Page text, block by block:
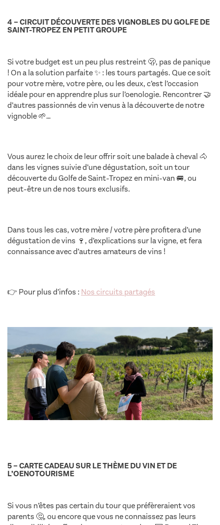
4 – CIRCUIT DÉCOUVERTE DES VIGNOBLES DU GOLFE DE
SAINT-TROPEZ EN PETIT GROUPE
Si votre budget est un peu plus restreint 🫢, pas de panique
! On a la solution parfaite ✨ : les tours partagés. Que ce soit
pour votre mère, votre père, ou les deux, c’est l’occasion
idéale pour en apprendre plus sur l’oenologie. Rencontrer 🤝
d’autres passionnés de vin venus à la découverte de notre
vignoble 🌱…
Vous aurez le choix de leur offrir soit une balade à cheval 🐴
dans les vignes suivie d’une dégustation, soit un tour
découverte du Golfe de Saint-Tropez en mini-van 🚐, ou
peut-être un de nos tours exclusifs.
Dans tous les cas, votre mère / votre père profitera d’une
dégustation de vins 🍷, d’explications sur la vigne, et fera
connaissance avec d’autres amateurs de vins !
👉 Pour plus d’infos : Nos circuits partagés
5 – CARTE CADEAU SUR LE THÈME DU VIN ET DE
L’OENOTOURISME
Si vous n’êtes pas certain du tour que préfèreraient vos
parents 🤔, ou encore que vous ne connaissez pas leurs